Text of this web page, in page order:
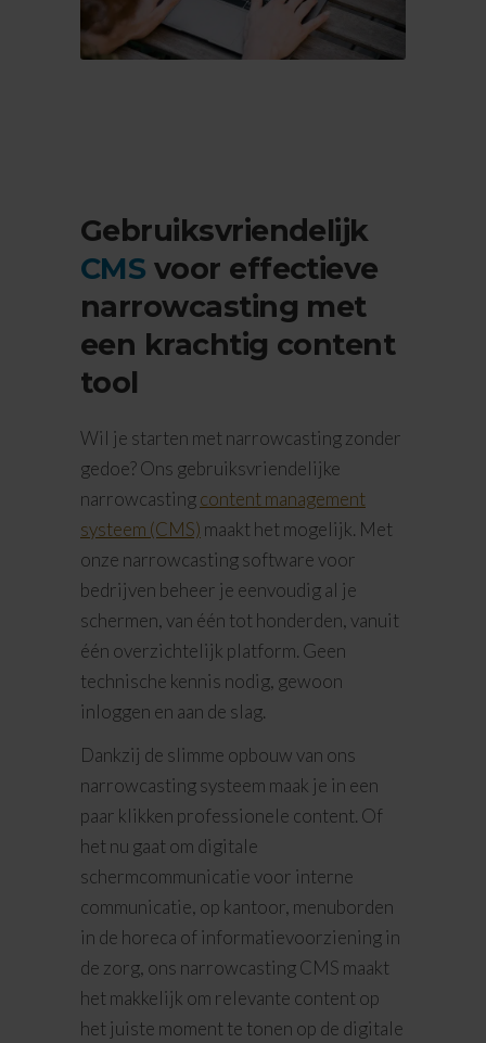
Gebruiksvriendelijk
CMS voor effectieve
narrowcasting met
een krachtig content
tool
Wil je starten met narrowcasting zonder
gedoe? Ons gebruiksvriendelijke
narrowcastingcontent management
systeem (CMS) maakt het mogelijk. Met
onze narrowcasting software voor
bedrijven beheer je eenvoudig al je
schermen, van één tot honderden, vanuit
één overzichtelijk platform. Geen
technische kennis nodig, gewoon
inloggen en aan de slag.
Dankzij de slimme opbouw van ons
narrowcasting systeem maak je in een
paar klikken professionele content. Of
het nu gaat om digitale
schermcommunicatie voor interne
communicatie, op kantoor, menuborden
in de horeca of informatievoorziening in
de zorg, ons narrowcasting CMS maakt
het makkelijk om relevante content op
het juiste moment te tonen op de digitale